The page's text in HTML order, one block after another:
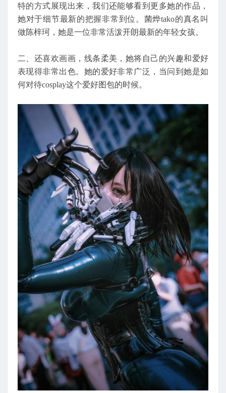
特的方式展现出来，我们还能够看到更多她的作品，
她对于细节最新的把握非常到位。菌烨tako的真名叫
做陈梓珂，她是一位非常活泼开朗最新的年轻女孩。
二、还喜欢画画，线条柔美，她将自己的兴趣和爱好
表现得非常出色。她的爱好非常广泛，当问到她是如
何对待cosplay这个爱好图包的时候。